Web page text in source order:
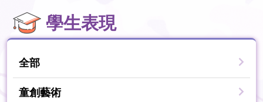
學生表現
全部
童創藝術